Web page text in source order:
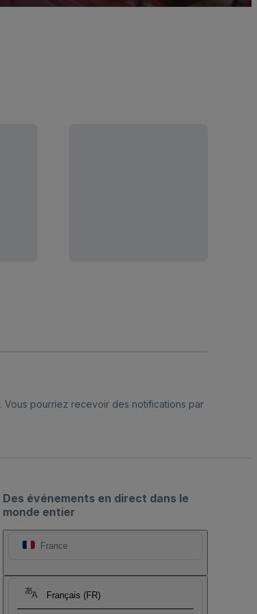
. Vous pourriez recevoir des notifications par
Des événements en direct dans le
monde entier
France
Français (FR)